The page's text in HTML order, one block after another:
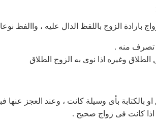
بارادة الزوج باللفظ الدال عليه ، واالفظ
تصرف منه .
الطلاق وغيره اذا نوى به الزوج الطلاق
بالكتابة بأى وسيلة كانت ، وعند العجز عنها
اذا كانت فى زواج صحيح .